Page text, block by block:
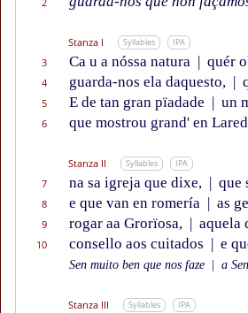
Stanza I Syllables IPA
3 Ca u a nóssa natura | quér
4 guarda-nos ela daquesto, |
5 E de tan gran pïadade | un
6 que mostrou grand' en
Stanza II Syllables IPA
7 na sa igreja que dixe, | que
8 e que van en romería | as
9 rogar aa Grorïosa, | aquela
10 consello aos cuitados | e
Sen muito ben que nos faze a
Stanza III Syllables IPA